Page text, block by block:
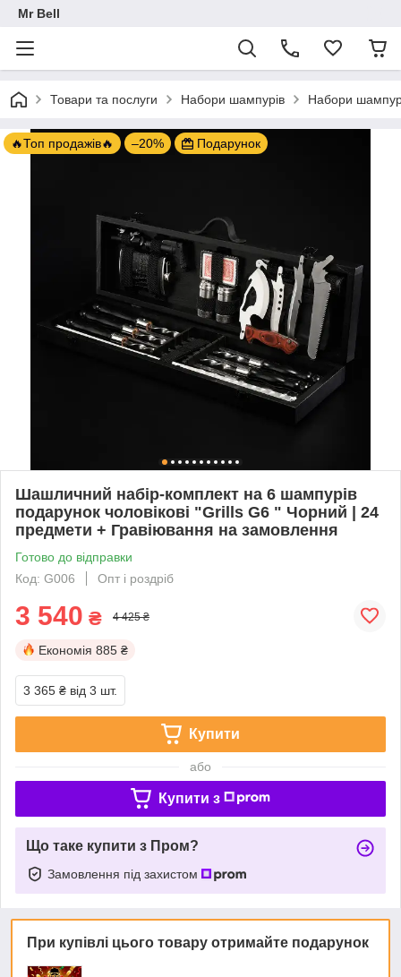
Mr Bell
Товари та послуги Набори шампурів Набори
🔥Топ продажів🔥 –20% Подарунок
Шашличний набір-комплект на 6 шампурів
подарунок чоловікові "Grills G6 " Чорний | 24
предмети + Гравіювання на замовлення
Готово до відправки
Код: G006
Опт і роздріб
3 540 ₴ 4 425 ₴
Економія 885 ₴
3 365 ₴ від 3 шт.
Купити
або
Купити з
Що таке купити з Пром?
Замовлення під захистом
При купівлі цього товару отримайте подарунок